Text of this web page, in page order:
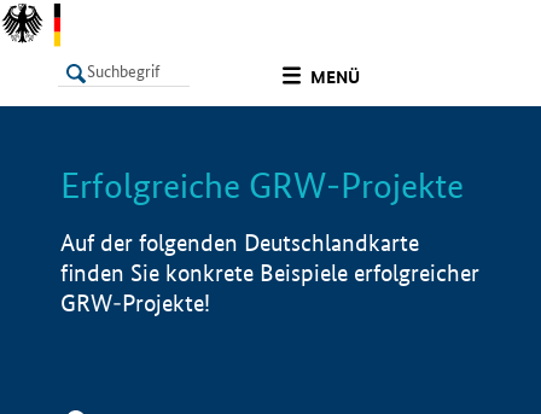
MENÜ
LISTE Info
Erfolgreiche GRW-Projekte
Auf der folgenden Deutschlandkarte
finden Sie konkrete Beispiele erfolgreicher
GRW-Projekte!